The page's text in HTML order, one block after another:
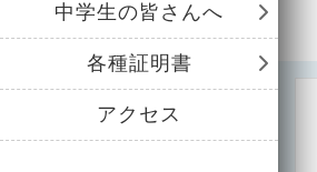
中学生の皆さんへ
各種証明書
アクセス